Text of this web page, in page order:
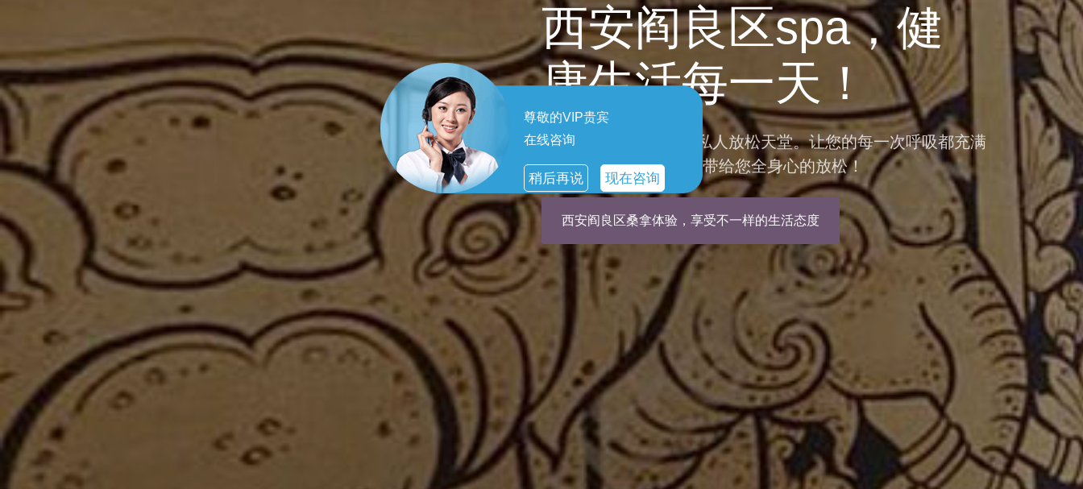
尊敬的VIP贵宾
在线咨询
稍后再说 现在咨询
西安阎良区spa，健
康生活每一天！
西安阎良区spa，您的私人放松天堂。让您的每一次呼吸都充满
清新与活力，桑拿会所带给您全身心的放松！
西安阎良区桑拿体验，享受不一样的生活态度